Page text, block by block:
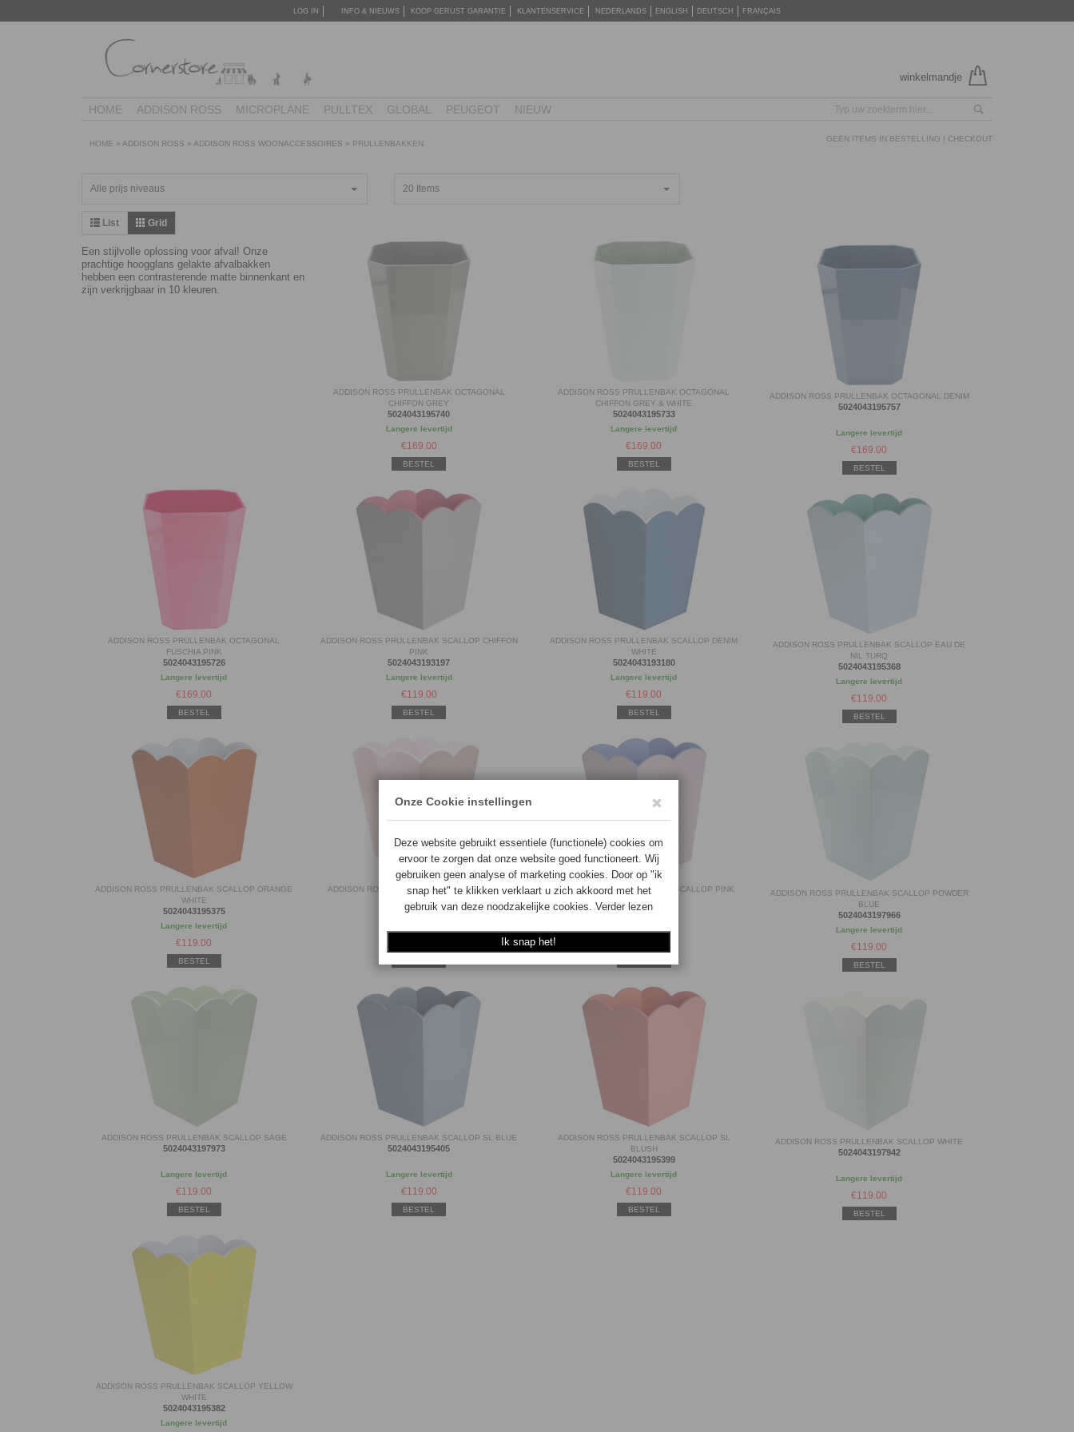
LOG IN INFO & NIEUWS KOOP GERUST GARANTIE KLANTENSERVICE NEDERLANDS ENGLISH DEUTSCH FRANÇAIS
winkelmandje
HOME ADDISON ROSS MICROPLANE PULLTEX GLOBAL PEUGEOT NIEUW
HOME » ADDISON ROSS » ADDISON ROSS WOONACCESSOIRES » PRULLENBAKKEN
GEEN ITEMS IN BESTELLING | CHECKOUT
Alle prijs niveaus 20 Items
List Grid
Een stijlvolle oplossing voor afval! Onze
prachtige hoogglans gelakte afvalbakken
hebben een contrasterende matte binnenkant en
zijn verkrijgbaar in 10 kleuren.
ADDISON ROSS PRULLENBAK OCTAGONAL
CHIFFON GREY
5024043195740
Langere levertijd
€169.00
BESTEL
ADDISON ROSS PRULLENBAK OCTAGONAL
CHIFFON GREY & WHITE
5024043195733
Langere levertijd
€169.00
BESTEL
ADDISON ROSS PRULLENBAK OCTAGONAL DENIM
5024043195757
Langere levertijd
€169.00
BESTEL
ADDISON ROSS PRULLENBAK OCTAGONAL
FUSCHIA PINK
5024043195726
Langere levertijd
€169.00
BESTEL
ADDISON ROSS PRULLENBAK SCALLOP CHIFFON
PINK
5024043193197
Langere levertijd
€119.00
BESTEL
ADDISON ROSS PRULLENBAK SCALLOP DENIM
WHITE
5024043193180
Langere levertijd
€119.00
BESTEL
ADDISON ROSS PRULLENBAK SCALLOP EAU DE
NIL TURQ
5024043195368
Langere levertijd
€119.00
BESTEL
ADDISON ROSS PRULLENBAK SCALLOP ORANGE
WHITE
5024043195375
Langere levertijd
€119.00
BESTEL
ADDISON ROSS PRULLENBAK SCALLOP PALE
5024043197959
ADDISON ROSS PRULLENBAK SCALLOP PINK
5024043195351
ADDISON ROSS PRULLENBAK SCALLOP POWDER
BLUE
5024043197966
Langere levertijd
€119.00
BESTEL
ADDISON ROSS PRULLENBAK SCALLOP SAGE
5024043197973
Langere levertijd
€119.00
BESTEL
ADDISON ROSS PRULLENBAK SCALLOP SL BLUE
5024043195405
Langere levertijd
€119.00
BESTEL
ADDISON ROSS PRULLENBAK SCALLOP SL
BLUSH
5024043195399
Langere levertijd
€119.00
BESTEL
ADDISON ROSS PRULLENBAK SCALLOP WHITE
5024043197942
Langere levertijd
€119.00
BESTEL
ADDISON ROSS PRULLENBAK SCALLOP YELLOW
WHITE
5024043195382
Langere levertijd